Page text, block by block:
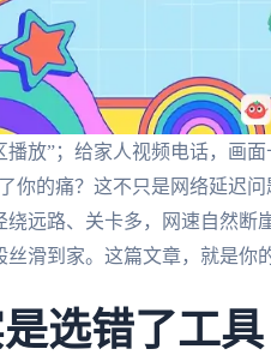
放”；给家人视频电话，画
的痛？这不只是网络延迟
远路、关卡多，网速自然断
滑到家。这篇文章，就是你
选错了工具